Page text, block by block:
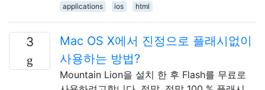
applications
ios html
3
Mac OS X에서 진정으로 플래시없이
사용하는 방법?
Mountain Lion을 설치 한 후 Flash를 무료로